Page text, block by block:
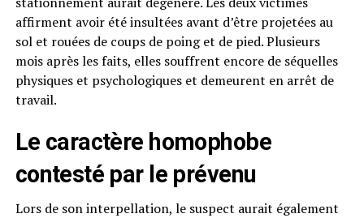
affirment avoir été insultées avant d’être projetées au
sol et rouées de coups de poing et de pied. Plusieurs
mois après les faits, elles souffrent encore de séquelles
physiques et psychologiques et demeurent en arrêt de
travail.
Le caractère homophobe
contesté par le prévenu
Lors de son interpellation, le suspect aurait également